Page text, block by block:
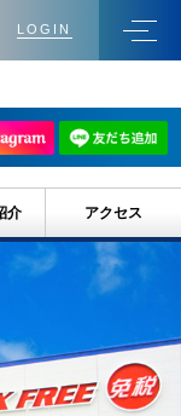
LOGIN
介 アクセス